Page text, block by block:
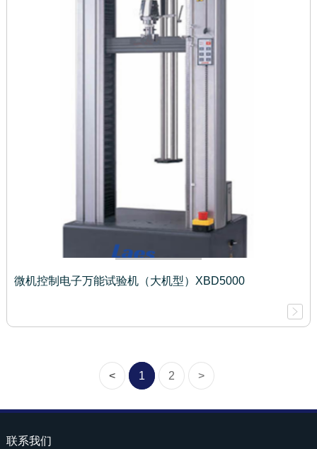
微机控制电子万能试验机（大机型）XBD5000
< 1 2 >
联系我们